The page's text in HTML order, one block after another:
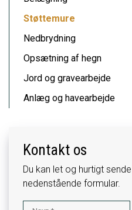
Støttemure
Nedbrydning
Opsætning af hegn
Jord og gravearbejde
Anlæg og havearbejde
Kontakt os
Du kan let og hurtigt
nedenstående formular.